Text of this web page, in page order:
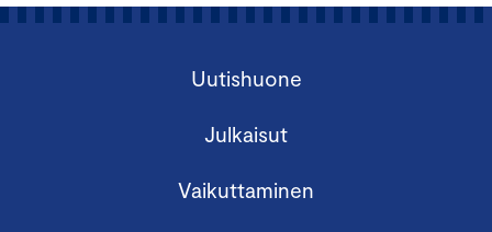
Uutishuone
Julkaisut
Vaikuttaminen